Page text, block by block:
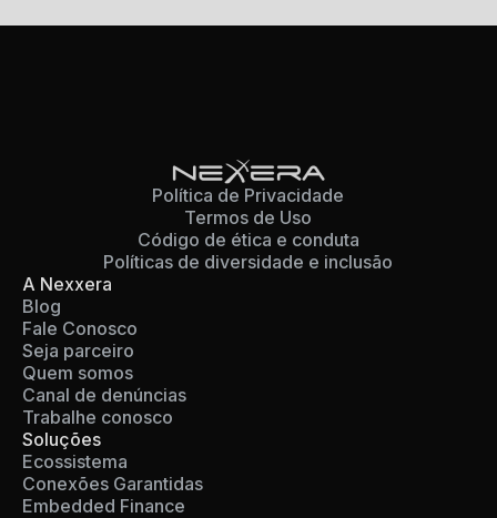
A Nexxera
Blog
Fale Conosco
Seja parceiro
Quem somos
Canal de denúncias
Trabalhe conosco
Soluções
Ecossistema
Conexões Garantidas
Embedded Finance
Política de Privacidade
Termos de Uso
Código de ética e conduta
Políticas de diversidade e inclusão